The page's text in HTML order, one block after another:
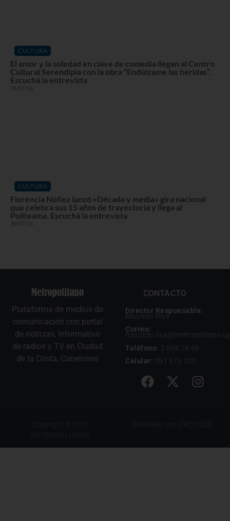
CULTURA
El amor y la soledad en clave de comedia llegan al Centro
Cultural Serendipia con la obra “Endúlzame las heridas”.
Escuchá la entrevista
31/07/26
CULTURA
Florencia Núñez lanzó «Década y media» gira nacional
que celebra sus 15 años de trayectoria y llega al
Politeama. Escuchá la entrevista
29/07/26
Plataforma de medios de
comunicación con portal
de noticias, Informativo
de radios y TV en Ciudad
de la Costa, Canelones
CONTACTO
Director Responsable:
Mauricio Riva
Correo:
mauricio.riva@metropolitano.uy
Teléfono: 2 698 78 66
Celular: 091 673 129